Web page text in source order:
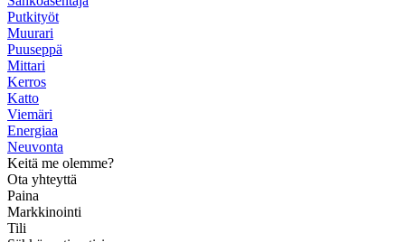
Putkityöt
Muurari
Puuseppä
Mittari
Kerros
Katto
Viemäri
Energiaa
Neuvonta
Keitä me olemme?
Ota yhteyttä
Paina
Markkinointi
Tili